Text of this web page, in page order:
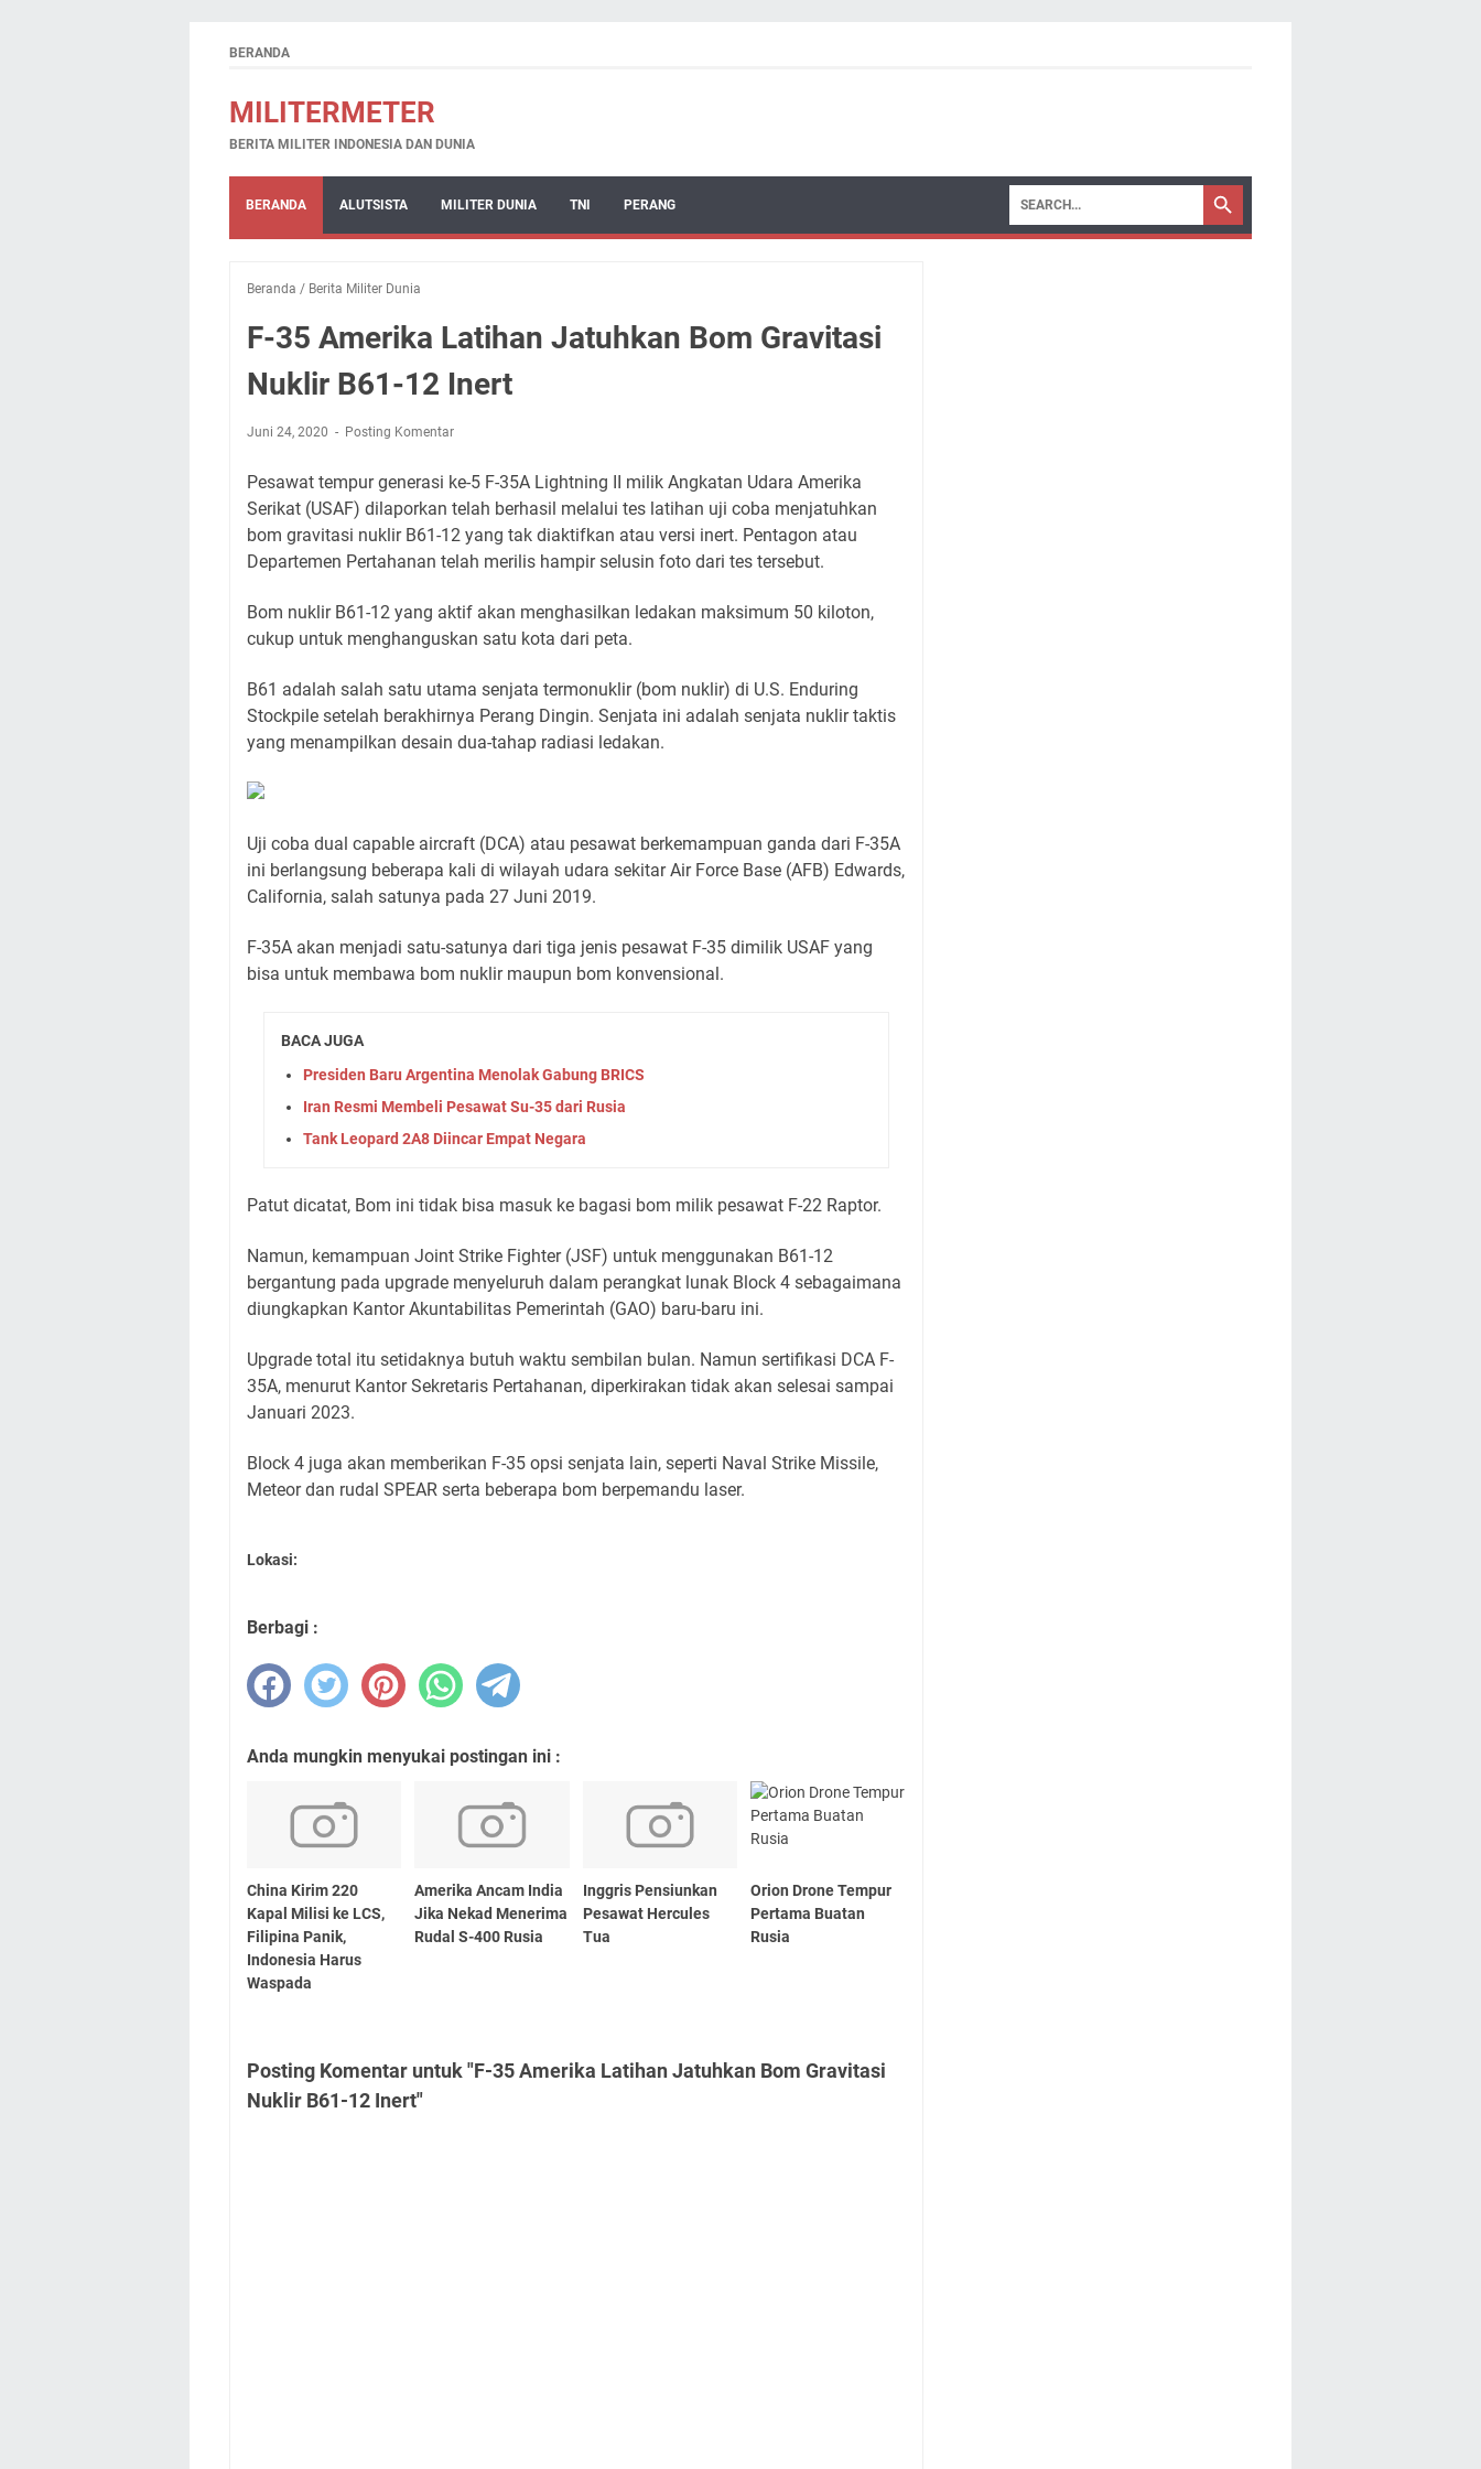
BERANDA
MILITERMETER
BERITA MILITER INDONESIA DAN DUNIA
BERANDA ALUTSISTA MILITER DUNIA TNI PERANG
Beranda / Berita Militer Dunia
F-35 Amerika Latihan Jatuhkan Bom Gravitasi
Nuklir B61-12 Inert
Juni 24, 2020 Posting Komentar
Pesawat tempur generasi ke-5 F-35A Lightning II milik Angkatan Udara Amerika
Serikat (USAF) dilaporkan telah berhasil melalui tes latihan uji coba menjatuhkan
bom gravitasi nuklir B61-12 yang tak diaktifkan atau versi inert. Pentagon atau
Departemen Pertahanan telah merilis hampir selusin foto dari tes tersebut.
Bom nuklir B61-12 yang aktif akan menghasilkan ledakan maksimum 50 kiloton,
cukup untuk menghanguskan satu kota dari peta.
B61 adalah salah satu utama senjata termonuklir (bom nuklir) di U.S. Enduring
Stockpile setelah berakhirnya Perang Dingin. Senjata ini adalah senjata nuklir taktis
yang menampilkan desain dua-tahap radiasi ledakan.
Uji coba dual capable aircraft (DCA) atau pesawat berkemampuan ganda dari F-35A
ini berlangsung beberapa kali di wilayah udara sekitar Air Force Base (AFB) Edwards,
California, salah satunya pada 27 Juni 2019.
F-35A akan menjadi satu-satunya dari tiga jenis pesawat F-35 dimilik USAF yang
bisa untuk membawa bom nuklir maupun bom konvensional.
BACA JUGA
Presiden Baru Argentina Menolak Gabung BRICS
Iran Resmi Membeli Pesawat Su-35 dari Rusia
Tank Leopard 2A8 Diincar Empat Negara
Patut dicatat, Bom ini tidak bisa masuk ke bagasi bom milik pesawat F-22 Raptor.
Namun, kemampuan Joint Strike Fighter (JSF) untuk menggunakan B61-12
bergantung pada upgrade menyeluruh dalam perangkat lunak Block 4 sebagaimana
diungkapkan Kantor Akuntabilitas Pemerintah (GAO) baru-baru ini.
Upgrade total itu setidaknya butuh waktu sembilan bulan. Namun sertifikasi DCA F-
35A, menurut Kantor Sekretaris Pertahanan, diperkirakan tidak akan selesai sampai
Januari 2023.
Block 4 juga akan memberikan F-35 opsi senjata lain, seperti Naval Strike Missile,
Meteor dan rudal SPEAR serta beberapa bom berpemandu laser.
Lokasi:
Berbagi :
Anda mungkin menyukai postingan ini :
China Kirim 220
Kapal Milisi ke LCS,
Filipina Panik,
Indonesia Harus
Waspada
Amerika Ancam India
Jika Nekad Menerima
Rudal S-400 Rusia
Inggris Pensiunkan
Pesawat Hercules
Tua
Orion Drone Tempur
Pertama Buatan
Rusia
Posting Komentar untuk "F-35 Amerika Latihan Jatuhkan Bom Gravitasi
Nuklir B61-12 Inert"